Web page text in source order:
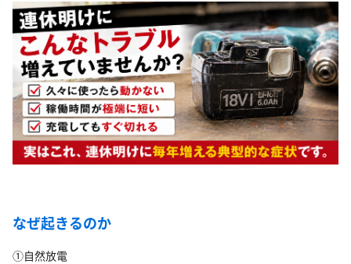
なぜ起きるのか
①自然放電